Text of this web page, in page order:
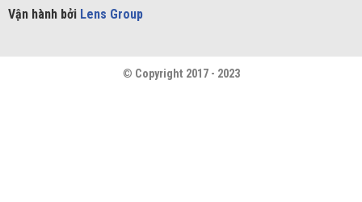
Vận hành bởi Lens Group
© Copyright 2017 - 2023